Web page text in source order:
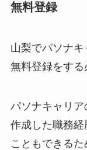
無料登録
山梨でパソナ
無料登録をする
パソナキャリ
作成した職務
こともできるた